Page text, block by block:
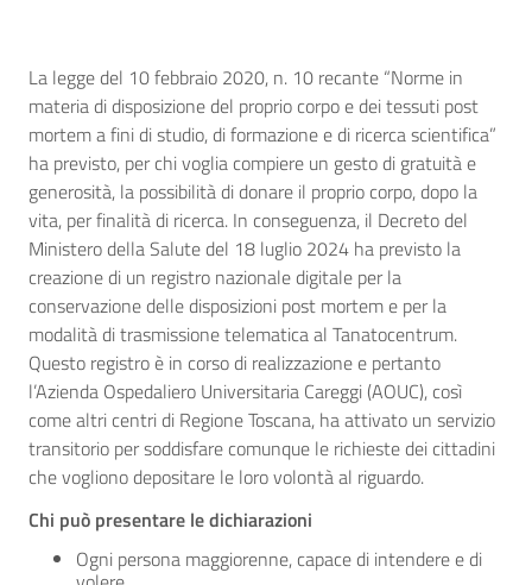
La legge del 10 febbraio 2020, n. 10 recante “Norme in
materia di disposizione del proprio corpo e dei tessuti post
mortem a fini di studio, di formazione e di ricerca scientifica”
ha previsto, per chi voglia compiere un gesto di gratuità e
generosità, la possibilità di donare il proprio corpo, dopo la
vita, per finalità di ricerca. In conseguenza, il Decreto del
Ministero della Salute del 18 luglio 2024 ha previsto la
creazione di un registro nazionale digitale per la
conservazione delle disposizioni post mortem e per la
modalità di trasmissione telematica al Tanatocentrum.
Questo registro è in corso di realizzazione e pertanto
l’Azienda Ospedaliero Universitaria Careggi (AOUC), così
come altri centri di Regione Toscana, ha attivato un servizio
transitorio per soddisfare comunque le richieste dei cittadini
che vogliono depositare le loro volontà al riguardo.
Chi può presentare le dichiarazioni
Ogni persona maggiorenne, capace di intendere e di